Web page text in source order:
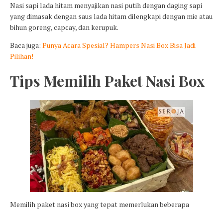
Nasi sapi lada hitam menyajikan nasi putih dengan daging sapi
yang dimasak dengan saus lada hitam dilengkapi dengan mie atau
bihun goreng, capcay, dan kerupuk.
Baca juga: Punya Acara Spesial? Hampers Nasi Box Bisa Jadi
Pilihan!
Tips Memilih Paket Nasi Box
Memilih paket nasi box yang tepat memerlukan beberapa